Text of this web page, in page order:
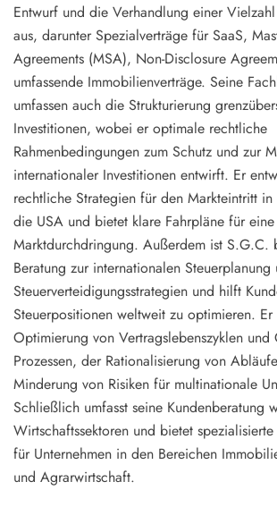
Entwurf und die Verhandlung einer
aus, darunter Spezialverträge für SaaS,
Agreements (MSA), Non-Disclosure
umfassende Immobilienverträge. Seine
umfassen auch die Strukturierung
Investitionen, wobei er optimale rechtliche
Rahmenbedingungen zum Schutz und zur
internationaler Investitionen entwirft. Er
rechtliche Strategien für den Markteintritt in
die USA und bietet klare Fahrpläne für
Marktdurchdringung. Außerdem ist S.G.C.
Beratung zur internationalen Steuerplanung
Steuerverteidigungsstrategien und hilft
Steuerpositionen weltweit zu optimieren.
Optimierung von Vertragslebenszyklen und
Prozessen, der Rationalisierung von
Minderung von Risiken für multinationale
Schließlich umfasst seine Kundenberatung
Wirtschaftssektoren und bietet spezialisierte
für Unternehmen in den Bereichen
und Agrarwirtschaft.